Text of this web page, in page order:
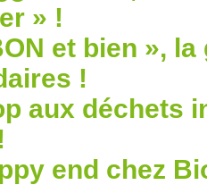
» !
et bien »,
!
aux déchets
end chez